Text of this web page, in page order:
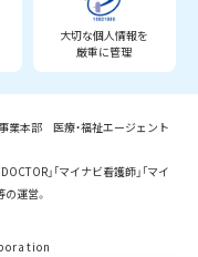
大切な個人情報を
厳重に管理
業本部 医療・福祉エージェント
」「マイナビ看護師」「マイ
の運営。